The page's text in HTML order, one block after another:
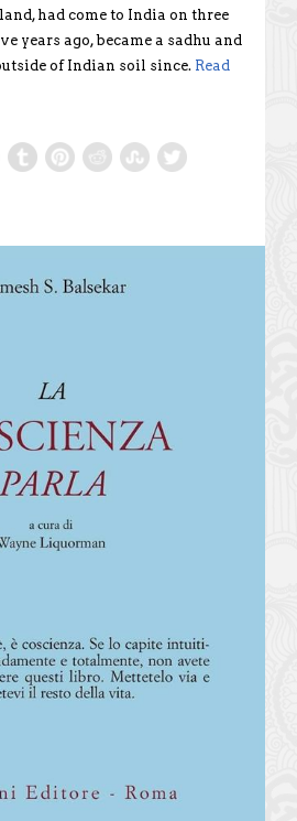
had come to India on three
years ago, became a sadhu and
of Indian soil since. Read